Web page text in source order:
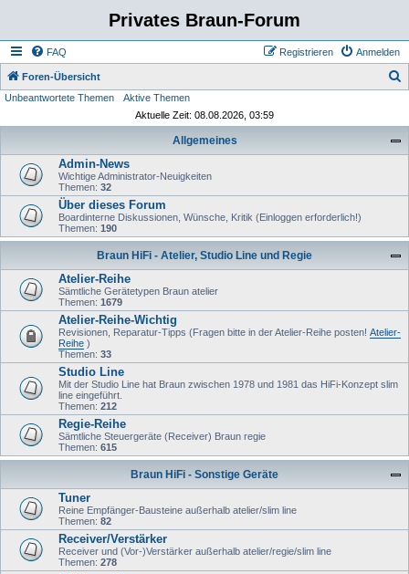
Privates Braun-Forum
FAQ Anmelden
Registrieren
Foren-Übersicht
Unbeantwortete Themen
Aktive Themen
Aktuelle Zeit: 08.08.2026, 03:59
Allgemeines
Admin-News
Wichtige Administrator-Neuigkeiten
Themen: 32
Über dieses Forum
Boardinterne Diskussionen, Wünsche, Kritik (Einloggen erforderlich!)
Themen: 190
Braun HiFi - Atelier, Studio Line und Regie
Atelier-Reihe
Sämtliche Gerätetypen Braun atelier
Themen: 1679
Atelier-Reihe-Wichtig
Revisionen, Reparatur-Tipps (Fragen bitte in der Atelier-Reihe posten! Atelier-
Reihe )
Themen: 33
Studio Line
Mit der Studio Line hat Braun zwischen 1978 und 1981 das HiFi-Konzept slim
line eingeführt.
Themen: 212
Regie-Reihe
Sämtliche Steuergeräte (Receiver) Braun regie
Themen: 615
Braun HiFi - Sonstige Geräte
Tuner
Reine Empfänger-Bausteine außerhalb atelier/slim line
Themen: 82
Receiver/Verstärker
Receiver und (Vor-)Verstärker außerhalb atelier/regie/slim line
Themen: 278